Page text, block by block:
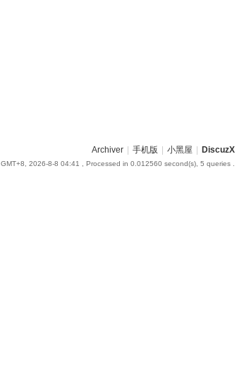
Archiver 手机版 小黑屋 DiscuzX
GMT+8, 2026-8-8 04:41 , Processed in 0.012560 second(s), 5 queries .